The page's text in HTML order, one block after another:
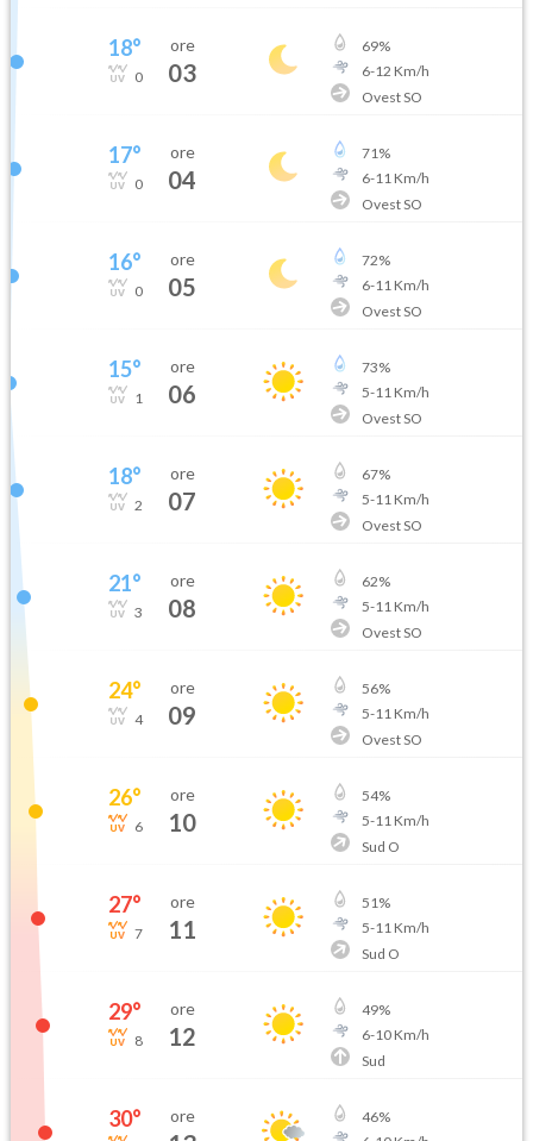
18°
0
ore
03
69%
6-12 Km/h
Ovest SO
17°
0
ore
04
71%
6-11Km/h
Ovest SO
16°
0
ore
05
72%
6-11Km/h
Ovest SO
15°
1
ore
06
73%
5-11Km/h
Ovest SO
18°
2
ore
07
67%
5-11Km/h
Ovest SO
21°
3
ore
08
62%
5-11Km/h
Ovest SO
24°
4
ore
09
56%
5-11Km/h
Ovest SO
26°
6
ore
10
54%
5-11Km/h
Sud O
27°
7
ore
11
51%
5-11Km/h
Sud O
29°
8
ore
12
49%
6-10Km/h
Sud
30° ore 46%